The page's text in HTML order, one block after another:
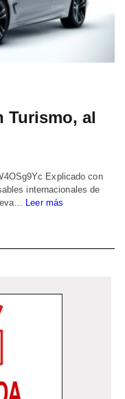
Turismo, al
Explicado con
internacionales de
Leer más